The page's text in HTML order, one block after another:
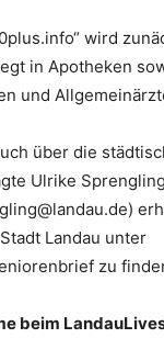
wird
in Apotheken
und
über die
Ulrike
Landau unter
zu
beim